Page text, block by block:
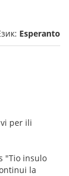
Esperanto
per ili
"Tio insulo
la